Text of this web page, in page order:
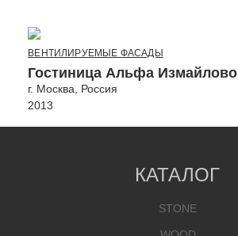
ВЕНТИЛИРУЕМЫЕ ФАСАДЫ
Гостиница Альфа Измайлово
г. Москва, Россия
2013
КАТАЛОГ
STONE